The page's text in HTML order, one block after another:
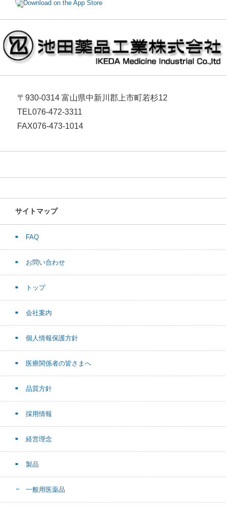
〒930-0314 富山県中新川郡上市町若杉12
TEL076-472-3311
FAX076-473-1014
サイトマップ
FAQ
お問い合わせ
トップ
会社案内
個人情報保護方針
医療関係者の皆さまへ
品質方針
採用情報
経営理念
製品
一般用医薬品